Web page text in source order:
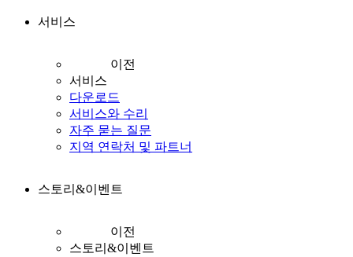
서비스
이전
서비스
다운로드
서비스와 수리
자주 묻는 질문
지역 연락처 및 파트너
스토리&이벤트
이전
스토리&이벤트